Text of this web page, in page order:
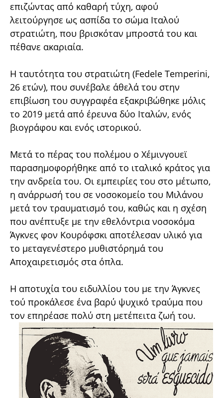
επιζώντας από καθαρή τύχη, αφού
λειτούργησε ως ασπίδα το σώμα Ιταλού
στρατιώτη, που βρισκόταν μπροστά του και
πέθανε ακαριαία.
Η ταυτότητα του στρατιώτη (Fedele Temperini,
26 ετών), που συνέβαλε άθελά του στην
επιβίωση του συγγραφέα εξακριβώθηκε μόλις
το 2019 μετά από έρευνα δύο Ιταλών, ενός
βιογράφου και ενός ιστορικού.
Μετά το πέρας του πολέμου ο Χέμινγουεϊ
παρασημοφορήθηκε από το ιταλικό κράτος για
την ανδρεία του. Οι εμπειρίες του στο μέτωπο,
η ανάρρωσή του σε νοσοκομείο του Μιλάνου
μετά τον τραυματισμό του, καθώς και η σχέση
που ανέπτυξε με την εθελόντρια νοσοκόμα
Άγκνες φον Κουρόφσκι αποτέλεσαν υλικό για
το μεταγενέστερο μυθιστόρημά του
Αποχαιρετισμός στα όπλα.
Η αποτυχία του ειδυλλίου του με την Άγκνες
τού προκάλεσε ένα βαρύ ψυχικό τραύμα που
τον επηρέασε πολύ στη μετέπειτα ζωή του.